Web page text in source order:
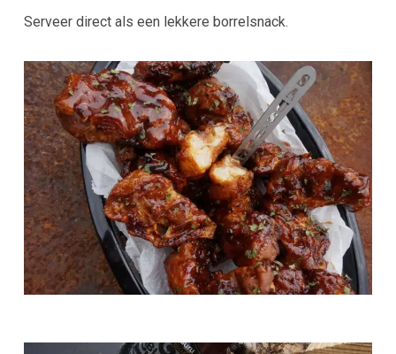
Serveer direct als een lekkere borrelsnack.